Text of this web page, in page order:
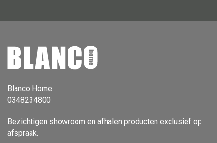
Alle deco
Vaas
Kandelaar
Object
Pilaar
Blanco Home
0348234800
Bezichtigen showroom en afhalen producten exclusief op
afspraak.